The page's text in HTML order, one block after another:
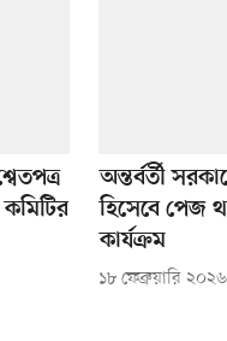
কমিটির
অন্তর্বর্তী
হিসেবে পেজ
কার্যক্রম
১৮ ফেব্রুয়ারি ২০২৬